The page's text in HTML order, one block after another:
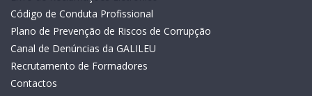
Código de Conduta Profissional
Plano de Prevenção de Riscos de Corrupção
Canal de Denúncias da GALILEU
Recrutamento de Formadores
Contactos